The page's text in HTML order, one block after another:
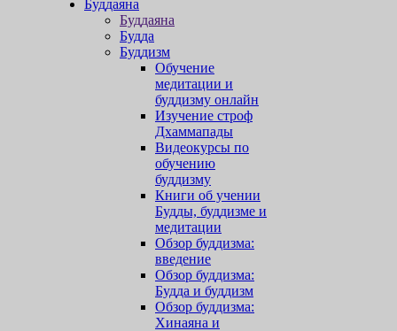
Буддаяна
Буддаяна
Будда
Буддизм
Обучение
медитации и
буддизму онлайн
Изучение строф
Дхаммапады
Видеокурсы по
обучению
буддизму
Книги об учении
Будды, буддизме и
медитации
Обзор буддизма:
введение
Обзор буддизма:
Будда и буддизм
Обзор буддизма:
Хинаяна и